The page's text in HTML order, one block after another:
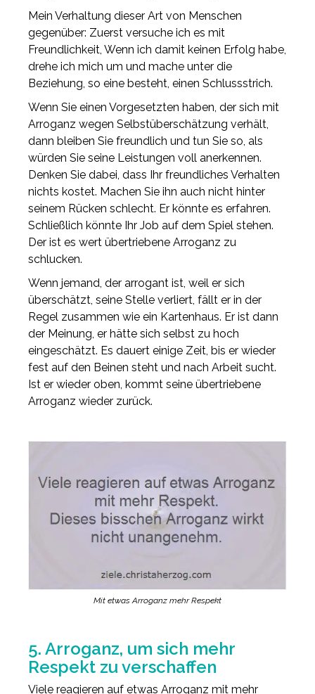
Mein Verhaltung dieser Art von Menschen
gegenüber: Zuerst versuche ich es mit
Freundlichkeit, Wenn ich damit keinen Erfolg habe,
drehe ich mich um und mache unter die
Beziehung, so eine besteht, einen Schlussstrich.
Wenn Sie einen Vorgesetzten haben, der sich mit
Arroganz wegen Selbstüberschätzung verhält,
dann bleiben Sie freundlich und tun Sie so, als
würden Sie seine Leistungen voll anerkennen.
Denken Sie dabei, dass Ihr freundliches Verhalten
nichts kostet. Machen Sie ihn auch nicht hinter
seinem Rücken schlecht. Er könnte es erfahren.
Schließlich könnte Ihr Job auf dem Spiel stehen.
Der ist es wert übertriebene Arroganz zu
schlucken.
Wenn jemand, der arrogant ist, weil er sich
überschätzt, seine Stelle verliert, fällt er in der
Regel zusammen wie ein Kartenhaus. Er ist dann
der Meinung, er hätte sich selbst zu hoch
eingeschätzt. Es dauert einige Zeit, bis er wieder
fest auf den Beinen steht und nach Arbeit sucht.
Ist er wieder oben, kommt seine übertriebene
Arroganz wieder zurück.
Mit etwas Arroganz mehr Respekt
5. Arroganz, um sich mehr
Respekt zu verschaffen
Viele reagieren auf etwas Arroganz mit mehr